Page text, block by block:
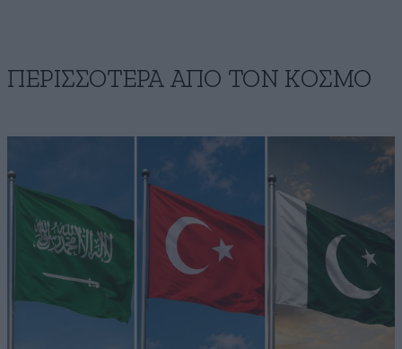
ΠΕΡΙΣΣΟΤΕΡΑ ΑΠΟ ΤΟΝ ΚΟΣΜΟ